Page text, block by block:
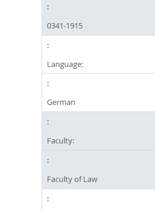
0341-1915
Language:
German
Faculty:
Faculty of Law